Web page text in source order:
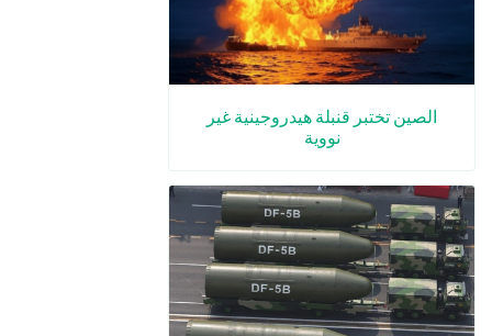
الصين تختبر قنبلة هيدروجينية غير
نووية